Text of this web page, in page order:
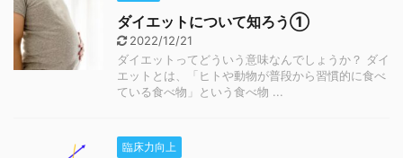
ダイエットについて知ろう①
2022/12/21
ダイエットってどういう意味なんでしょうか？ ダイ
エットとは、「ヒトや動物が普段から習慣的に食べ
ている食べ物」という食べ物 ...
臨床力向上